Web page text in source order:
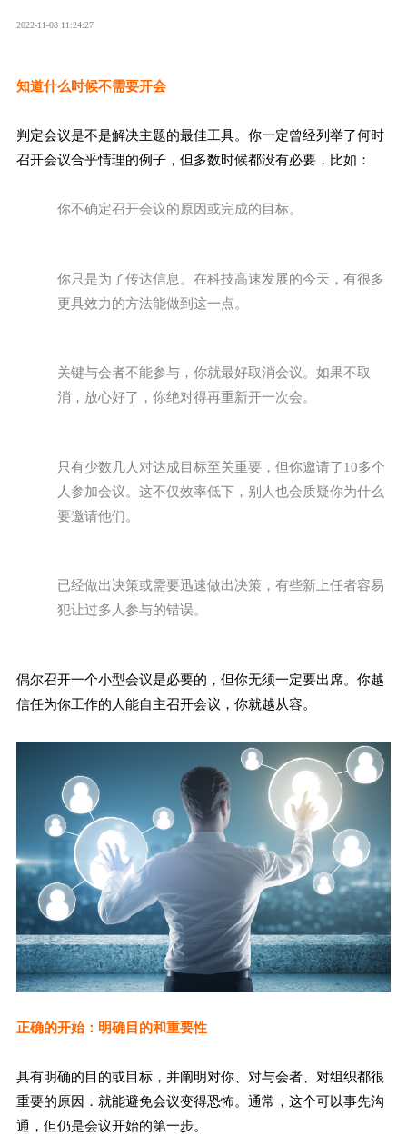
2022-11-08 11:24:27
知道什么时候不需要开会
判定会议是不是解决主题的最佳工具。你一定曾经列举了何时
召开会议合乎情理的例子，但多数时候都没有必要，比如：
你不确定召开会议的原因或完成的目标。
你只是为了传达信息。在科技高速发展的今天，有很多
更具效力的方法能做到这一点。
关键与会者不能参与，你就最好取消会议。如果不取
消，放心好了，你绝对得再重新开一次会。
只有少数几人对达成目标至关重要，但你邀请了10多个
人参加会议。这不仅效率低下，别人也会质疑你为什么
要邀请他们。
已经做出决策或需要迅速做出决策，有些新上任者容易
犯让过多人参与的错误。
偶尔召开一个小型会议是必要的，但你无须一定要出席。你越
信任为你工作的人能自主召开会议，你就越从容。
正确的开始： 明确目的和重要性
具有明确的目的或目标，并阐明对你、对与会者、对组织都很
重要的原因．就能避免会议变得恐怖。通常，这个可以事先沟
通，但仍是会议开始的第一步。